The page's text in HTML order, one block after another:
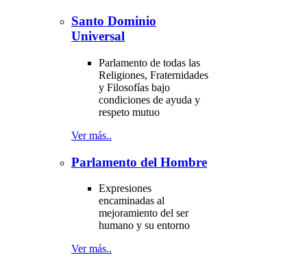
Santo Dominio
Universal
Parlamento de todas las
Religiones, Fraternidades
y Filosofías bajo
condiciones de ayuda y
respeto mutuo
Ver más..
Parlamento del Hombre
Expresiones
encaminadas al
mejoramiento del ser
humano y su entorno
Ver más..